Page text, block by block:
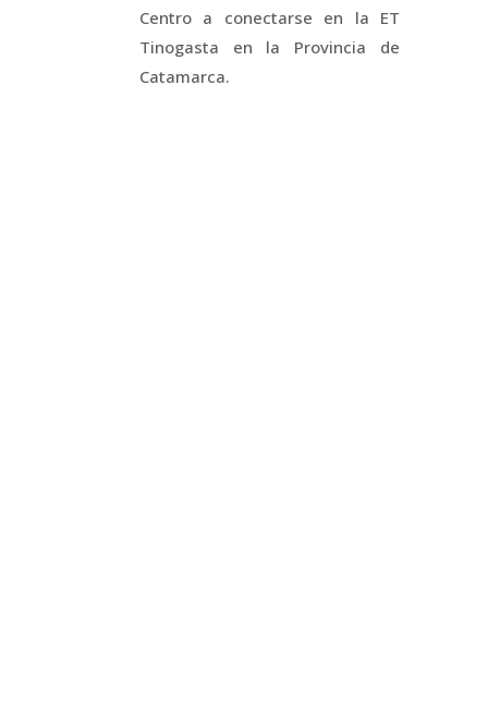
Centro a conectarse en la ET
Tinogasta en la Provincia de
Catamarca.